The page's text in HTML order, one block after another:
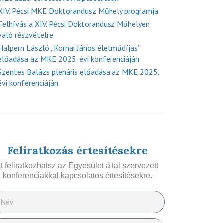
Pécsi MKE Doktorandusz Műhely programja
a XIV. Pécsi Doktorandusz Műhelyen
részvételre
László „Kornai János életműdíjas”
az MKE 2025. évi konferenciáján
Balázs plenáris előadása az MKE 2025.
konferenciáján
Feliratkozás értesítésekre
feliratkozhatsz az Egyesület által szervezett
konferenciákkal kapcsolatos értesítésekre.